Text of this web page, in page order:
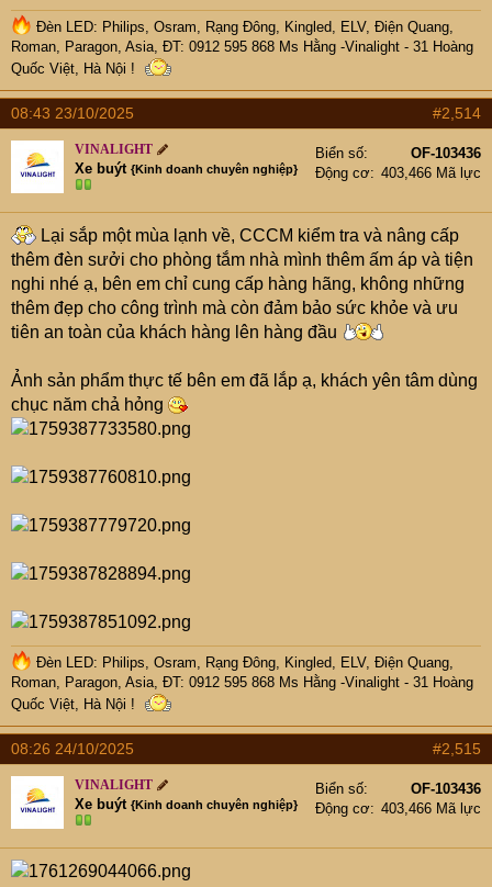
Đèn LED: Philips, Osram, Rạng Đông, Kingled, ELV, Điện Quang,
Roman, Paragon, Asia, ĐT: 0912 595 868 Ms Hằng -Vinalight - 31 Hoàng
Quốc Việt, Hà Nội !
08:43 23/10/2025 #2,514
VINALIGHT
Xe buýt {Kinh doanh chuyên nghiệp}
Biển số
OF-103436
Động cơ
403,466 Mã lực
Lại sắp một mùa lạnh về, CCCM kiểm tra và nâng cấp
thêm đèn sưởi cho phòng tắm nhà mình thêm ấm áp và tiện
nghi nhé ạ, bên em chỉ cung cấp hàng hãng, không những
thêm đẹp cho công trình mà còn đảm bảo sức khỏe và ưu
tiên an toàn của khách hàng lên hàng đầu
Ảnh sản phẩm thực tế bên em đã lắp ạ, khách yên tâm dùng
chục năm chả hỏng
Đèn LED: Philips, Osram, Rạng Đông, Kingled, ELV, Điện Quang,
Roman, Paragon, Asia, ĐT: 0912 595 868 Ms Hằng -Vinalight - 31 Hoàng
Quốc Việt, Hà Nội !
08:26 24/10/2025 #2,515
VINALIGHT
Xe buýt {Kinh doanh chuyên nghiệp}
Biển số
OF-103436
Động cơ
403,466 Mã lực